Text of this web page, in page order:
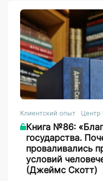
Клиентский опыт Центр
Книга №86:
государства.
проваливались
условий
(Джеймс Скотт)